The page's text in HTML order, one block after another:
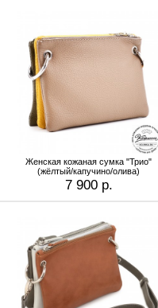
Женская кожаная сумка "Трио"
(жёлтый/капучино/олива)
7 900 р.